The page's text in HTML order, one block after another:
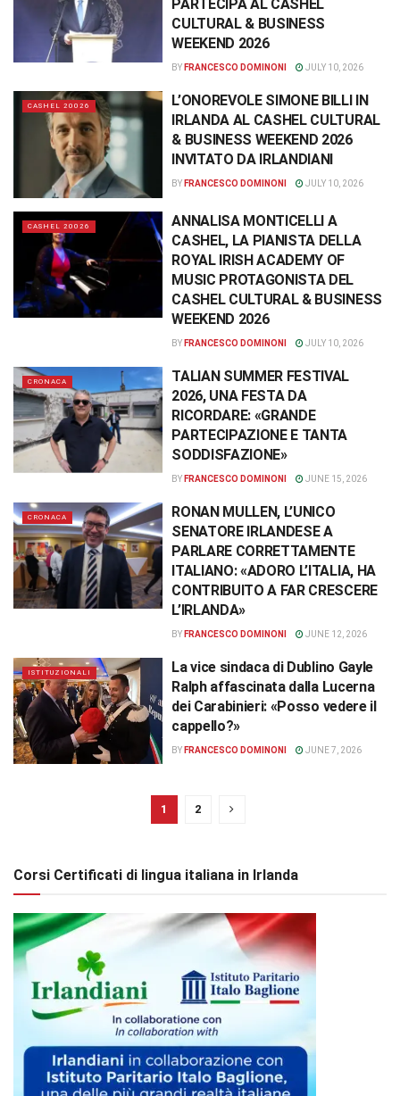
PARTECIPA AL CASHEL
CULTURAL & BUSINESS
WEEKEND 2026
BY FRANCESCO DOMINONI JULY 10, 2026
CASHEL 20026
L’ONOREVOLE SIMONE BILLI IN
IRLANDA AL CASHEL CULTURAL
& BUSINESS WEEKEND 2026
INVITATO DA IRLANDIANI
BY FRANCESCO DOMINONI JULY 10, 2026
CASHEL 20026
ANNALISA MONTICELLI A
CASHEL, LA PIANISTA DELLA
ROYAL IRISH ACADEMY OF
MUSIC PROTAGONISTA DEL
CASHEL CULTURAL & BUSINESS
WEEKEND 2026
BY FRANCESCO DOMINONI JULY 10, 2026
CRONACA
TALIAN SUMMER FESTIVAL
2026, UNA FESTA DA
RICORDARE: «GRANDE
PARTECIPAZIONE E TANTA
SODDISFAZIONE»
BY FRANCESCO DOMINONI JUNE 15, 2026
CRONACA
RONAN MULLEN, L’UNICO
SENATORE IRLANDESE A
PARLARE CORRETTAMENTE
ITALIANO: «ADORO L’ITALIA, HA
CONTRIBUITO A FAR CRESCERE
L’IRLANDA»
BY FRANCESCO DOMINONI JUNE 12, 2026
ISTITUZIONALI
La vice sindaca di Dublino Gayle
Ralph affascinata dalla Lucerna
dei Carabinieri: «Posso vedere il
cappello?»
BY FRANCESCO DOMINONI JUNE 7, 2026
1 2
Corsi Certificati di lingua italiana in Irlanda